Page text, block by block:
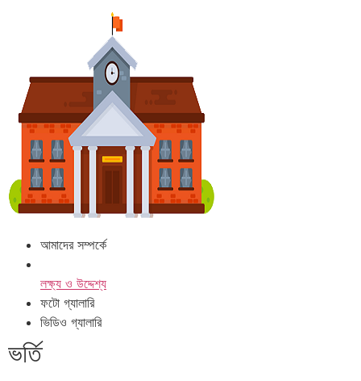
আমাদের সম্পর্কে
লক্ষ্য ও উদ্দেশ্য
ফটো গ্যালারি
ভিডিও গ্যালারি
ভর্তি